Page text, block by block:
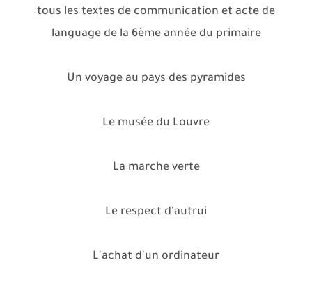
tous les textes de communication et acte de
language de la 6ème année du primaire
Un voyage au pays des pyramides
Le musée du Louvre
La marche verte
Le respect d'autrui
L'achat d'un ordinateur